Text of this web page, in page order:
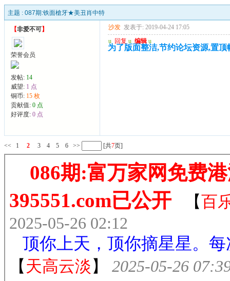
主题 : 087期:铁面槍牙★美丑肖中特
【非爱不可】
荣誉会员
发帖: 14
威望: 1 点
铜币: 15 枚
贡献值: 0 点
好评度: 0 点
沙发 发表于: 2019-04-24 17:05
u 回复 u 编辑 u
为了版面整洁,节约论坛资源,置
<< 1 2 3 4 5 6 >> [共7页]